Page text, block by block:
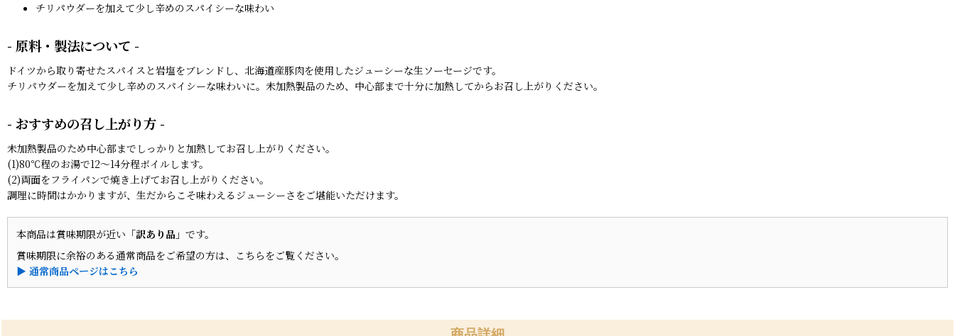
チリパウダーを加えて少し辛めのスパイシーな味わい
- 原料・製法について -
ドイツから取り寄せたスパイスと岩塩をブレンドし、北海道産豚肉を使用したジューシーな生ソーセージです。
チリパウダーを加えて少し辛めのスパイシーな味わいに。未加熱製品のため、中心部まで十分に加熱してからお召し上がりください。
- おすすめの召し上がり方 -
未加熱製品のため中心部までしっかりと加熱してお召し上がりください。
(1)80℃程のお湯で12〜14分程ボイルします。
(2)両面をフライパンで焼き上げてお召し上がりください。
調理に時間はかかりますが、生だからこそ味わえるジューシーさをご堪能いただけます。
本商品は賞味期限が近い 「訳あり品」 です。
賞味期限に余裕のある通常商品をご希望の方は、こちらをご覧ください。
▶ 通常商品ページはこちら